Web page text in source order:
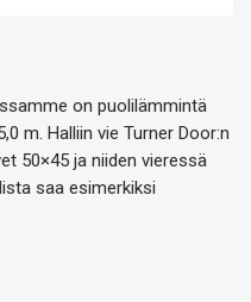
on puolilämmintä
m. Halliin vie Turner Door:n
50×45 ja niiden vieressä
saa esimerkiksi